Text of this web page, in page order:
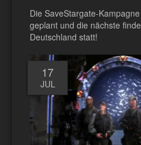
Die SaveStargate-
geplant und die nächste
Deutschland statt!
17
JUL